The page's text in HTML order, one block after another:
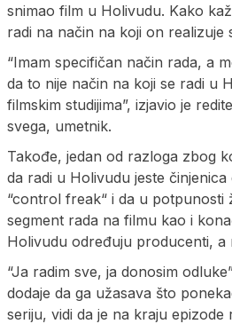
snimao film u Holivudu. Kako
radi na način na koji on realizuje
“Imam specifičan način rada, a
da to nije način na koji se radi u
filmskim studijima”, izjavio je
svega, umetnik.
Takođe, jedan od razloga zbog
da radi u Holivudu jeste
“control freak“ i da u potpunosti
segment rada na filmu kao i
Holivudu određuju producenti, a
“Ja radim sve, ja donosim
dodaje da ga užasava što
seriju, vidi da je na kraju epizode